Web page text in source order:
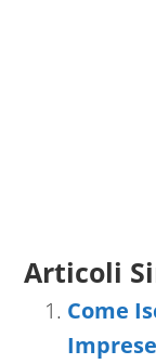
Articoli
Come